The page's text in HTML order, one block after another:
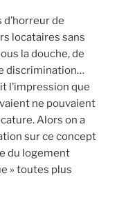
de
locataires sans
la douche, de
discrimination…
l’impression que
ne pouvaient
Alors on a
sur ce concept
du logement
» toutes plus